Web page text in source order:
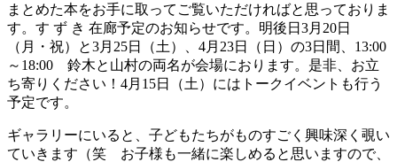
まとめた本をお手に取ってご覧いただければと思っておりま
す。す ず き 在廊予定のお知らせです。明後日3月20日
（月・祝）と3月25日（土）、4月23日（日）の3日間、13:00
～18:00 鈴木と山村の両名が会場におります。是非、お立
ち寄りください！ 4月15日（土）にはトークイベントも行う
予定です。
ギャラリーにいると、子どもたちがものすごく興味深く覗い
ていきます（笑 お子様も一緒に楽しめると思いますので、